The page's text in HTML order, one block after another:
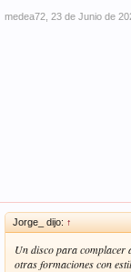
medea72 23 de Junio de
Jorge_ dijo: ↑
Un disco para complacer
otras formaciones con